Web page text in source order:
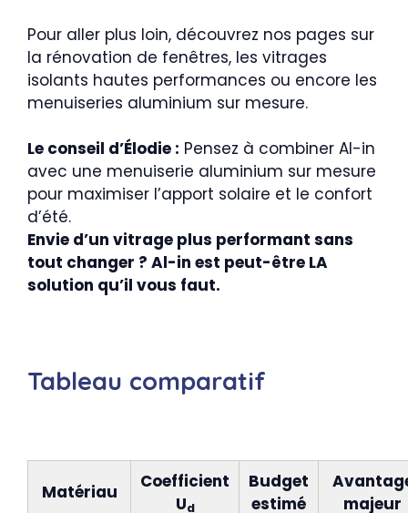
Pour aller plus loin, découvrez nos pages sur
la rénovation de fenêtres, les vitrages
isolants hautes performances ou encore les
menuiseries aluminium sur mesure.
Le conseil d’Élodie : Pensez à combiner Al-in
avec une menuiserie aluminium sur mesure
pour maximiser l’apport solaire et le confort
d’été.
Envie d’un vitrage plus performant sans
tout changer ? Al-in est peut-être LA
solution qu’il vous faut.
Tableau comparatif
Matériau
Coefficient
Ud
Budget
estimé
majeur